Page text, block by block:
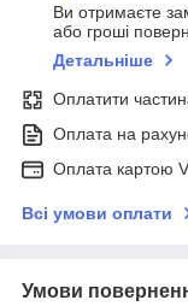
Ви отримаєте
або гроші
Детальніше
Оплатити
Оплата на
Оплата картою
Всі умови оплати
Умови